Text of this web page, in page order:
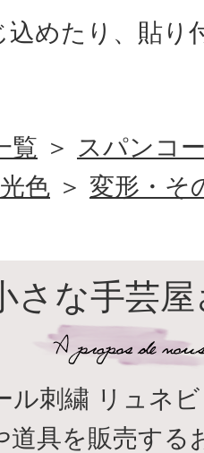
込めたり、貼り
覧 ＞
スパンコ
色 ＞ 変形・そ
さな手芸
ル刺繍 リュネビ
道具を販売する